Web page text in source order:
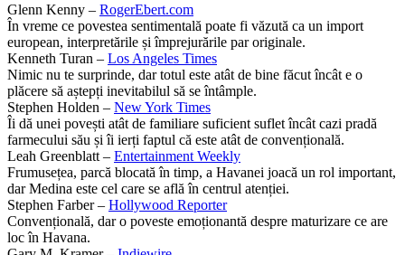
Glenn Kenny – RogerEbert.com
În vreme ce povestea sentimentală poate fi văzută ca un import
european, interpretările și împrejurările par originale.
Kenneth Turan – Los Angeles Times
Nimic nu te surprinde, dar totul este atât de bine făcut încât e o
plăcere să aștepți inevitabilul să se întâmple.
Stephen Holden – New York Times
Îi dă unei povești atât de familiare suficient suflet încât cazi pradă
farmecului său și îi ierți faptul că este atât de convențională.
Leah Greenblatt – Entertainment Weekly
Frumusețea, parcă blocată în timp, a Havanei joacă un rol important,
dar Medina este cel care se află în centrul atenției.
Stephen Farber – Hollywood Reporter
Convențională, dar o poveste emoționantă despre maturizare ce are
loc în Havana.